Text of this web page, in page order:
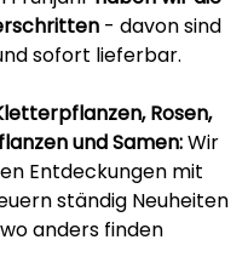
- davon sind
sofort lieferbar.
Rosen,
und Samen:Wir
Entdeckungen mit
ständig Neuheiten
anders finden